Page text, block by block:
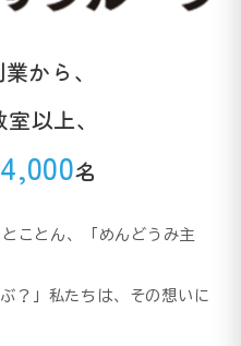
から、
以上、
名
ことん、「めんどうみ主
？」私たちは、その想いに